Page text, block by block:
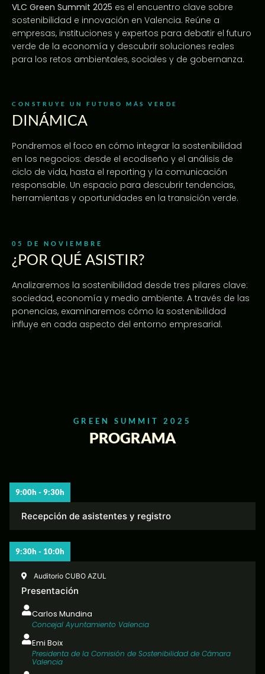
VLC Green Summit 2025 es el encuentro clave sobre
sostenibilidad e innovación en Valencia. Reúne a
empresas, instituciones y expertos para debatir el futuro
verde de la economía y descubrir soluciones reales
para los retos ambientales, sociales y de gobernanza.
CONSTRUYE UN FUTURO MÁS VERDE
DINÁMICA
Pondremos el foco en cómo integrar la sostenibilidad
en los negocios: desde el ecodiseño y el análisis de
ciclo de vida, hasta el reporting y la comunicación
responsable. Un espacio para descubrir tendencias,
herramientas y oportunidades en la transición verde.
05 DE NOVIEMBRE
¿POR QUÉ ASISTIR?
Analizaremos la sostenibilidad desde tres pilares clave:
sociedad, economía y medio ambiente. A través de las
ponencias, examinaremos cómo la sostenibilidad
influye en cada aspecto del entorno empresarial.
GREEN SUMMIT 2025
PROGRAMA
9:00h - 9:30h​
Recepción de asistentes y registro
9:30h - 10:0h
Auditorio CUBO AZUL
Presentación
Carlos Mundina
Concejal Ayuntamiento Valencia
Emi Boix
Presidenta de la Comisión de Sostenibilidad de Cámara
Valencia